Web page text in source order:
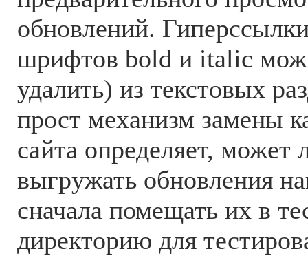
обновлений.
шрифтов bold и italic
удалить) из текстовых
прост механизм замены
сайта определяет, может
выгружать обновления
сначала помещать их в
директорию для